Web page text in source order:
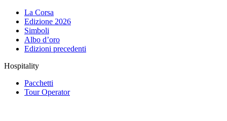
La Corsa
Edizione 2026
Simboli
Albo d’oro
Edizioni precedenti
Hospitality
Pacchetti
Tour Operator